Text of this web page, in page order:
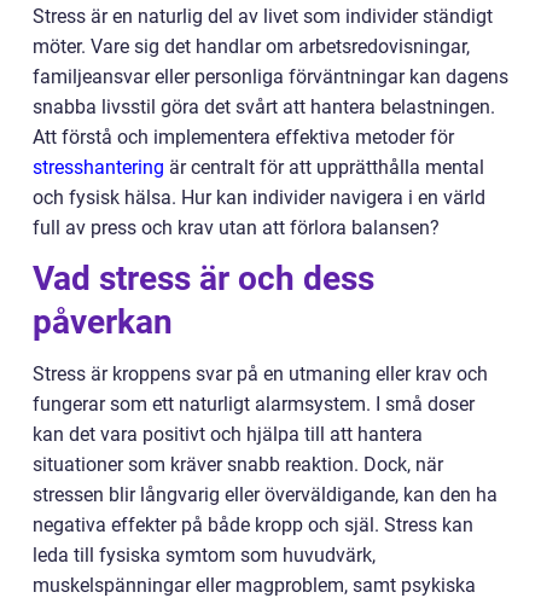
Stress är en naturlig del av livet som individer ständigt
möter. Vare sig det handlar om arbetsredovisningar,
familjeansvar eller personliga förväntningar kan dagens
snabba livsstil göra det svårt att hantera belastningen.
Att förstå och implementera effektiva metoder för
stresshantering är centralt för att upprätthålla mental
och fysisk hälsa. Hur kan individer navigera i en värld
full av press och krav utan att förlora balansen?
Vad stress är och dess
påverkan
Stress är kroppens svar på en utmaning eller krav och
fungerar som ett naturligt alarmsystem. I små doser
kan det vara positivt och hjälpa till att hantera
situationer som kräver snabb reaktion. Dock, när
stressen blir långvarig eller överväldigande, kan den ha
negativa effekter på både kropp och själ. Stress kan
leda till fysiska symtom som huvudvärk,
muskelspänningar eller magproblem, samt psykiska